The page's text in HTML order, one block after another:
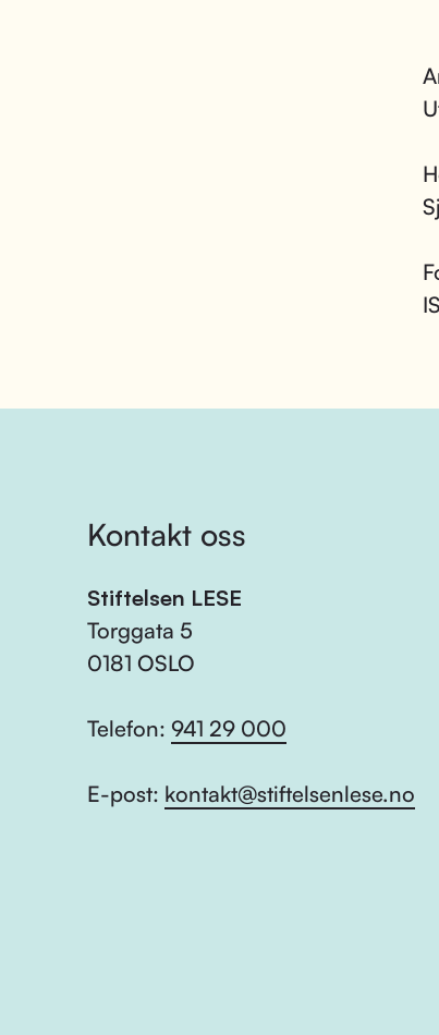
Kontakt oss
Stiftelsen LESE
Torggata 5
0181 OSLO
Telefon: 941 29 000
E-post: kontakt@stiftelsenlese.no